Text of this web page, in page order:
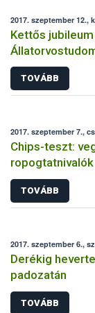
2017. szeptember 12.,
Kettős
TOVÁBB
2017. szeptember 7.,
Chips-teszt:
ropogtatnivalók
TOVÁBB
2017. szeptember 6.,
Derékig
padozatán
TOVÁBB